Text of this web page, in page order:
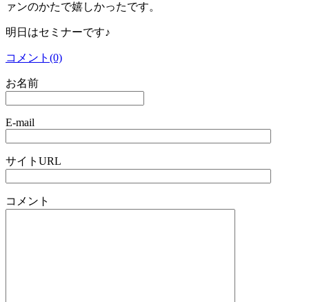
ァンのかたで嬉しかったです。
明日はセミナーです♪
コメント(0)
お名前
E-mail
サイトURL
コメント